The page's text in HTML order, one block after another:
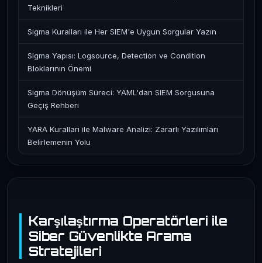
Karşılaştırma Operatörleri ile
Siber Güvenlikte Arama
Stratejileri
Teknikleri
Sigma Kuralları ile Her SIEM'e Uygun Sorgular Yazın
Sigma Yapısı: Logsource, Detection ve Condition
Bloklarının Önemi
Sigma Dönüşüm Süreci: YAML'dan SIEM Sorgusuna
Geçiş Rehberi
YARA Kuralları ile Malware Analizi: Zararlı Yazılımları
Belirlemenin Yolu